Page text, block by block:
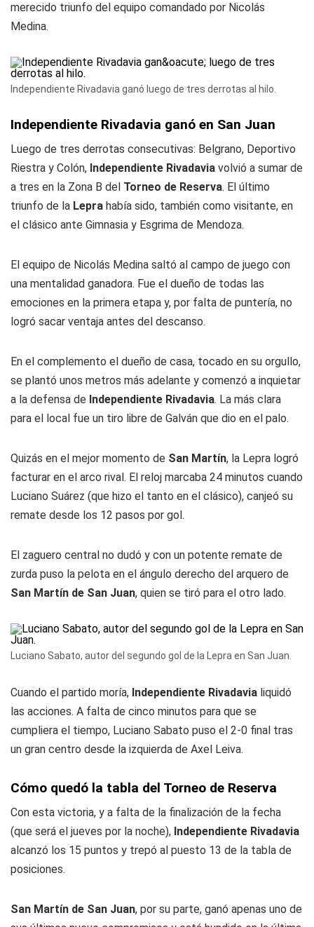
merecido triunfo del equipo comandado por Nicolás
Medina.
Independiente Rivadavia ganó luego de tres derrotas al hilo.
Independiente Rivadavia ganó en San Juan
Luego de tres derrotas consecutivas: Belgrano, Deportivo
Riestra y Colón, Independiente Rivadavia volvió a sumar de
a tres en la Zona B del Torneo de Reserva. El último
triunfo de la Lepra había sido, también como visitante, en
el clásico ante Gimnasia y Esgrima de Mendoza.
El equipo de Nicolás Medina saltó al campo de juego con
una mentalidad ganadora. Fue el dueño de todas las
emociones en la primera etapa y, por falta de puntería, no
logró sacar ventaja antes del descanso.
En el complemento el dueño de casa, tocado en su orgullo,
se plantó unos metros más adelante y comenzó a inquietar
a la defensa de Independiente Rivadavia. La más clara
para el local fue un tiro libre de Galván que dio en el palo.
Quizás en el mejor momento de San Martín, la Lepra logró
facturar en el arco rival. El reloj marcaba 24 minutos cuando
Luciano Suárez (que hizo el tanto en el clásico), canjeó su
remate desde los 12 pasos por gol.
El zaguero central no dudó y con un potente remate de
zurda puso la pelota en el ángulo derecho del arquero de
San Martín de San Juan, quien se tiró para el otro lado.
Luciano Sabato, autor del segundo gol de la Lepra en San Juan.
Cuando el partido moría, Independiente Rivadavia liquidó
las acciones. A falta de cinco minutos para que se
cumpliera el tiempo, Luciano Sabato puso el 2-0 final tras
un gran centro desde la izquierda de Axel Leiva.
Cómo quedó la tabla del Torneo de Reserva
Con esta victoria, y a falta de la finalización de la fecha
(que será el jueves por la noche), Independiente Rivadavia
alcanzó los 15 puntos y trepó al puesto 13 de la tabla de
posiciones.
San Martín de San Juan, por su parte, ganó apenas uno de